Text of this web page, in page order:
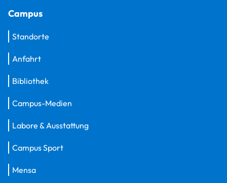
Campus
Standorte
Anfahrt
Bibliothek
Campus-Medien
Labore & Ausstattung
Campus Sport
Mensa